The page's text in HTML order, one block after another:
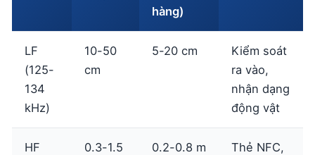
hàng)
LF
(125-
134
kHz)
10-50
cm
5-20 cm
Kiểm soát
ra vào,
nhận dạng
động vật
HF
0.3-1.5
0.2-0.8 m
Thẻ NFC,